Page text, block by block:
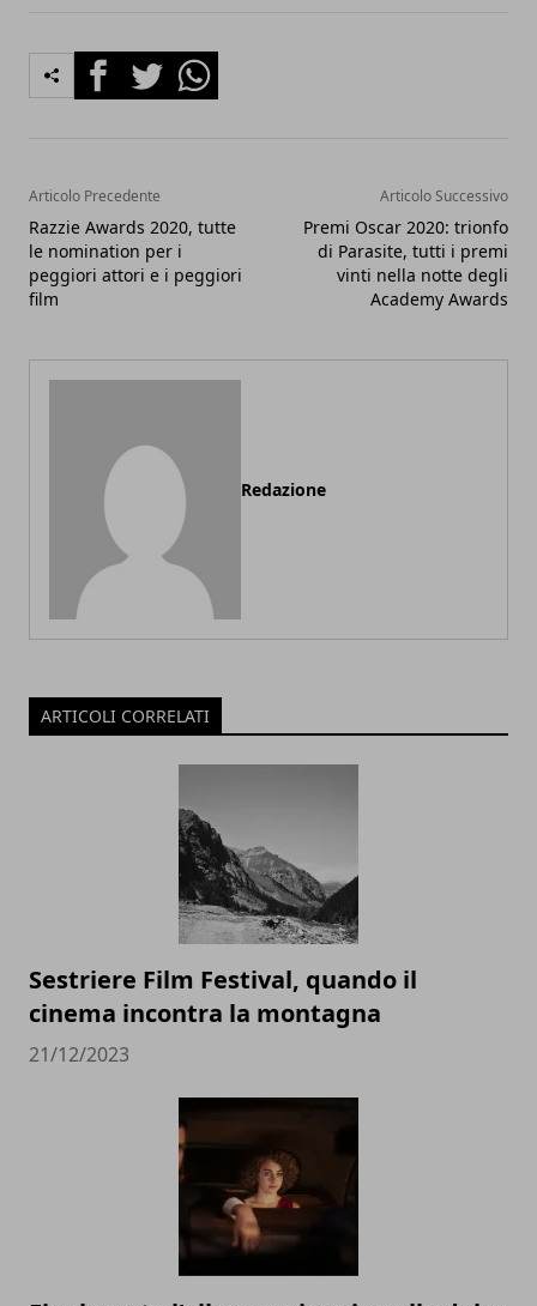
FacebookTwitterWhatsapp
Articolo Precedente
Razzie Awards 2020, tutte
le nomination per i
peggiori attori e i peggiori
film
Articolo Successivo
Premi Oscar 2020: trionfo
di Parasite, tutti i premi
vinti nella notte degli
Academy Awards
Redazione
ARTICOLI CORRELATI
Sestriere Film Festival, quando il
cinema incontra la montagna
21/12/2023